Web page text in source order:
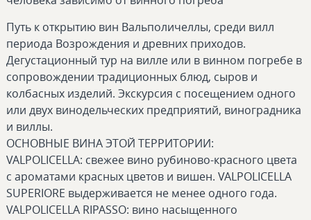
Путь к открытию вин Вальполичеллы, среди вилл
периода Возрождения и древних приходов.
Дегустационный тур на вилле или в винном погребе в
сопровождении традиционных блюд, сыров и
колбасных изделий. Экскурсия с посещением одного
или двух винодельческих предприятий, виноградника
и виллы.
ОСНОВНЫЕ ВИНА ЭТОЙ ТЕРРИТОРИИ:
VALPOLICELLA: свежее вино рубиново-красного цвета
с ароматами красных цветов и вишен. VALPOLICELLA
SUPERIORE выдерживается не менее одного года.
VALPOLICELLA RIPASSO: вино насыщенного